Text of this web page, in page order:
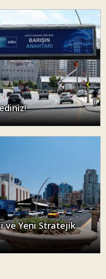
ve Yeni Stratejik